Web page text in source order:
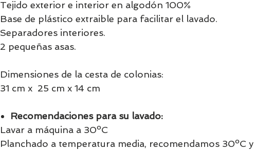
Tejido exterior e interior en algodón 100%
Base de plástico extraible para facilitar el lavado.
Separadores interiores.
2 pequeñas asas.
Dimensiones de la cesta de colonias:
31 cm x 25 cm x 14 cm
Recomendaciones para su lavado:
Lavar a máquina a 30ºC
Planchado a temperatura media, recomendamos 30ºC y